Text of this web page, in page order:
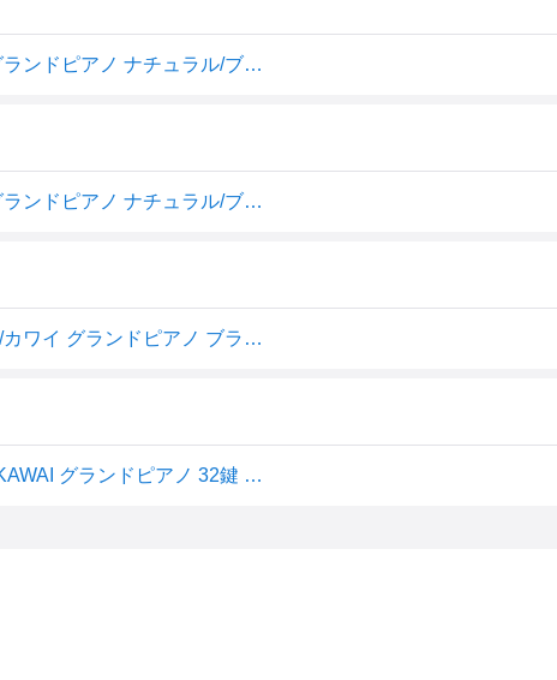
【即納 / 名入れ・簡易ラッピング無料】ピアノ おもちゃ KAWAI グランドピアノ ナチュラル/ブラック カワイ ミニピアノ トイピアノ 玩具 木製 1144 1141
【即納 / 名入れ・簡易ラッピング無料】ピアノ おもちゃ KAWAI グランドピアノ ナチュラル/ブラック カワイ ミニピアノ トイピアノ 玩具 木製 1144 1141
「鬼滅の刃」 両手で弾ける楽譜付き♪無料ラッピング対応♪KAWAI/カワイ グランドピアノ ブラック 1141 32鍵盤 トイピアノ/ミニピアノ 河合楽器製作所 プレゼント、クリスマスプレゼントに♪楽器のおもちゃのピアノ 男の子向け 女の子向け
【エントリーでポイント10倍】【ピアノカバー＆音階シール付】KAWAI グランドピアノ 32鍵 ブラック 1141 グリーン ドレミシール DN-1 トイピアノ/ミニピアノ 楽器玩具 知育玩具 おもちゃ カワイ 河合楽器製作所